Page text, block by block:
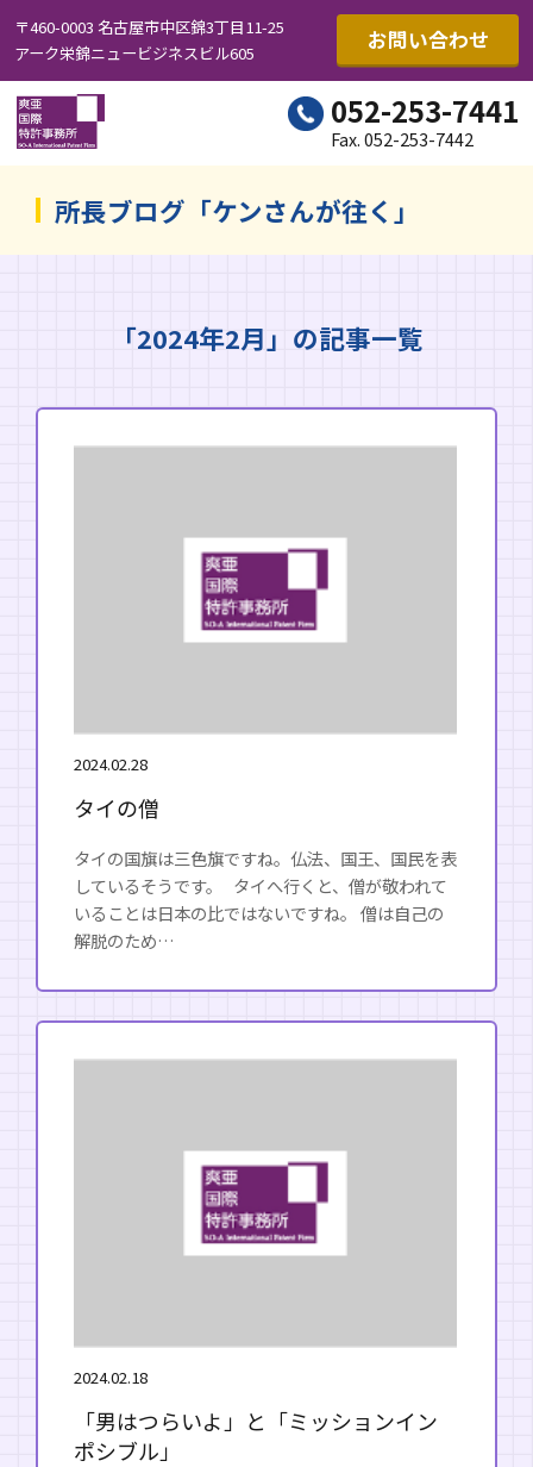
〒460-0003 名古屋市中区錦3丁目11-25
アーク栄錦ニュービジネスビル605
052-253-7441
Fax. 052-253-7442
お問い合わせ
所長ブログ「ケンさんが往く」
「2024年2月」の記事一覧
2024.02.28
タイの僧
タイの国旗は三色旗ですね。仏法、国王、国民を表
しているそうです。 タイへ行くと、僧が敬われて
いることは日本の比ではないですね。 僧は自己の
解脱のため…
2024.02.18
「男はつらいよ」と「ミッションイン
ポシブル」